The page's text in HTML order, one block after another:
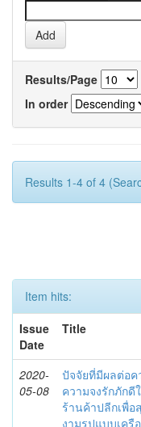
Results/Page
In order
Results 1-4 of 4
Item hits:
Issue
Date
Title
2020-
05-08
ปัจจัยที่มีผลต่อค
ความจงรักภักดี
ร้านค้าปลีกเพื่
งามรูปแบบเครื